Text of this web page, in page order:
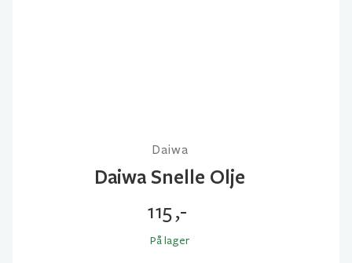
Daiwa
Daiwa Snelle Olje
115,-
På lager